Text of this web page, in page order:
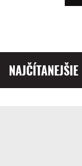
NAJČÍTANEJŠIE